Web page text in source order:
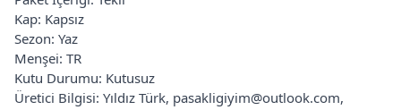
Kap: Kapsız
Sezon: Yaz
Menşei: TR
Kutu Durumu: Kutusuz
Üretici Bilgisi: Yıldız Türk, pasakligiyim@outlook.com,